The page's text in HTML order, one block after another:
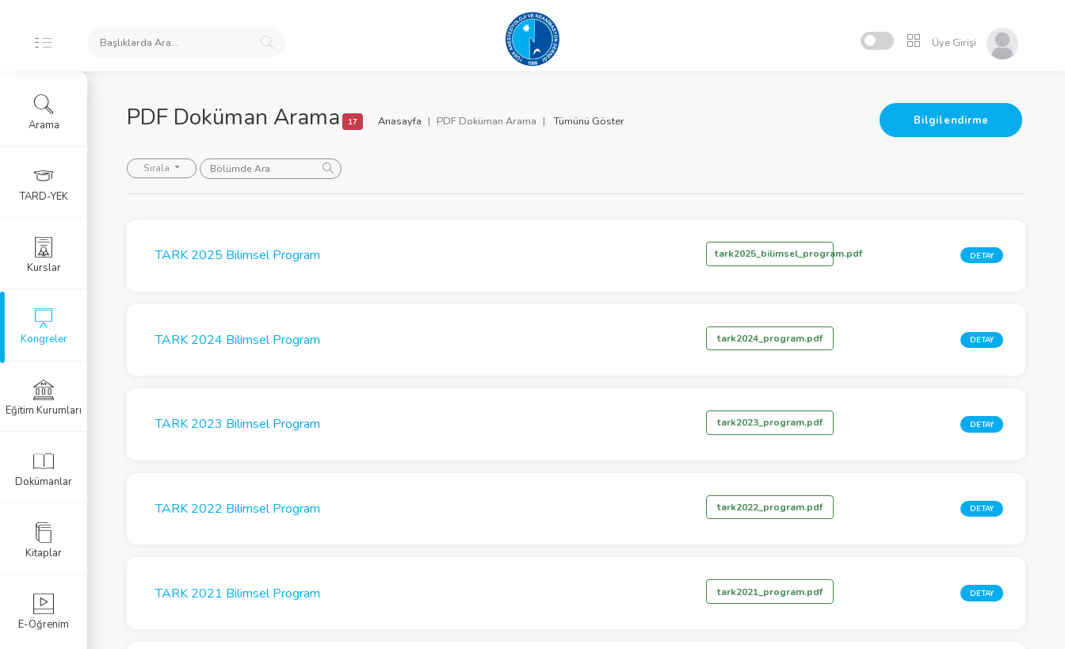
Üye Girişi
PDF Doküman Arama 17 Bilgilendirme
Anasayfa PDF Doküman Arama Tümünü Göster
Sırala
TARK 2025 Bilimsel Program tark2025_bilimsel_program.pdf DETAY
TARK 2024 Bilimsel Program tark2024_program.pdf DETAY
TARK 2023 Bilimsel Program tark2023_program.pdf DETAY
TARK 2022 Bilimsel Program tark2022_program.pdf DETAY
TARK 2021 Bilimsel Program tark2021_program.pdf DETAY
Arama
TARD-YEK
Kurslar
Kongreler
Eğitim Kurumları
Dokümanlar
Kitaplar
E-Öğrenim
Sunumları
Formu
Programlar